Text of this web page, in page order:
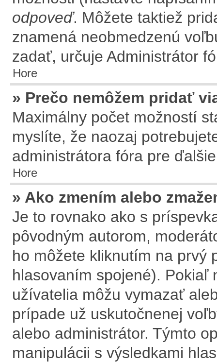
odpoveď. Môžete taktiež
znamená neobmedzenú
zadať, určuje Administrátor
Hore
» Prečo nemôžem pridať
Maximálny počet možností
myslíte, že naozaj
administrátora fóra pre
Hore
» Ako zmením alebo
Je to rovnako ako s
pôvodným autorom,
ho môžete kliknutím na prvý
hlasovaním spojené). Pokiaľ
užívatelia môžu vymazať
prípade už uskutočnenej
alebo administrátor. Týmto
manipulácii s výsledkami